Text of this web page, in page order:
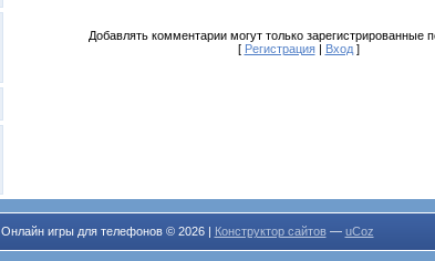
Добавлять комментарии могут только зарегистрированные
[ Регистрация| Вход]
Онлайн игры для телефонов © 2026| Конструктор сайтов— uCoz